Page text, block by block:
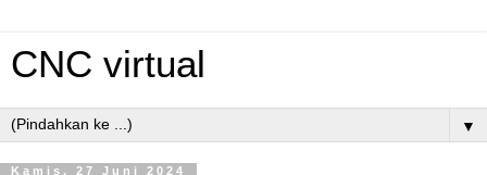
CNC virtual
▼
Kamis, 27 Juni 2024